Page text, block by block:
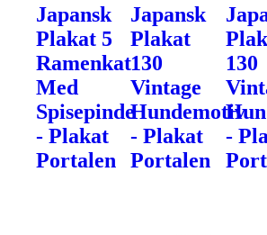
Japansk
Plakat 5
Ramenkat
Med
Spisepinde
- Plakat
Portalen
Japansk
Plakat
130
Vintage
Hundemotiv
- Plakat
Portalen
130
-